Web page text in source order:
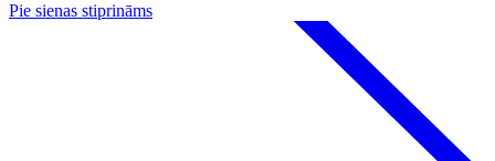
Pie sienas stiprināms